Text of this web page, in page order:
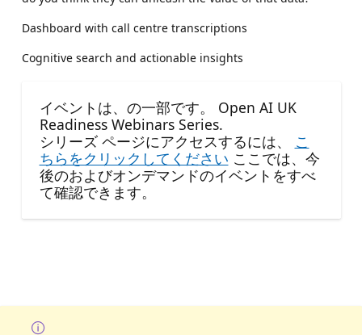
Dashboard with call centre transcriptions
Cognitive search and actionable insights
イベントは、の一部です。 Open AI UK
Readiness Webinars Series.
シリーズ ページにアクセスするには、
こ
ちらをクリックしてください ここでは、今
後のおよびオンデマンドのイベントをすべ
て確認できます。